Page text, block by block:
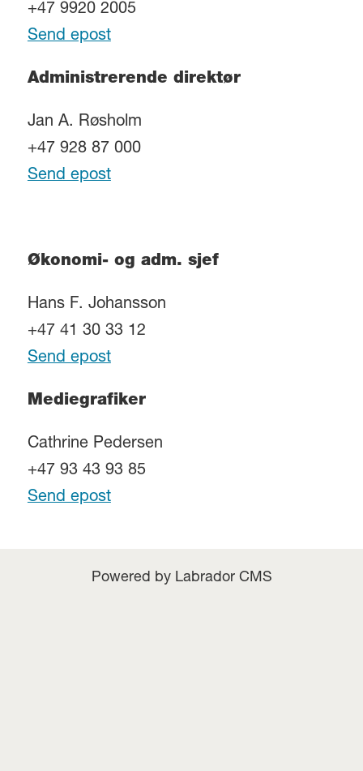
+47 9920 2005
Send epost
Administrerende direktør
Jan A. Røsholm
+47 928 87 000
Send epost
Økonomi- og adm. sjef
Hans F. Johansson
+47 41 30 33 12
Send epost
Mediegrafiker
Cathrine Pedersen
+47 93 43 93 85
Send epost
Powered by Labrador CMS